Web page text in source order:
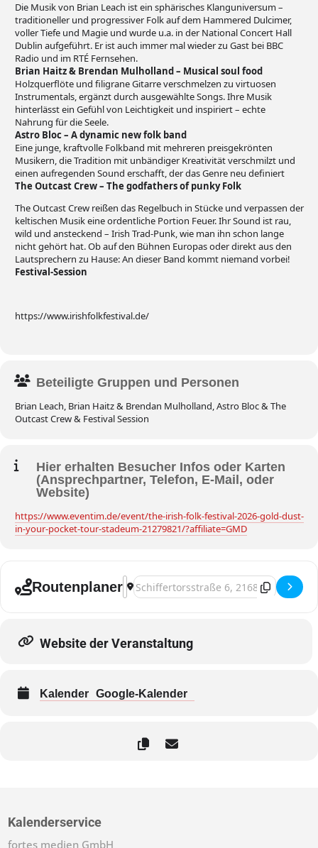
Die Musik von Brian Leach ist ein sphärisches Klanguniversum –
traditioneller und progressiver Folk auf dem Hammered Dulcimer,
voller Tiefe und Magie und wurde u.a. in der National Concert Hall
Dublin aufgeführt. Er ist auch immer mal wieder zu Gast bei BBC
Radio und im RTÉ Fernsehen.
Brian Haitz & Brendan Mulholland – Musical soul food
Holzquerflöte und filigrane Gitarre verschmelzen zu virtuosen
Instrumentals, ergänzt durch ausgewählte Songs. Ihre Musik
hinterlässt ein Gefühl von Leichtigkeit und inspiriert – echte
Nahrung für die Seele.
Astro Bloc – A dynamic new folk band
Eine junge, kraftvolle Folkband mit mehreren preisgekrönten
Musikern, die Tradition mit unbändiger Kreativität verschmilzt und
einen aufregenden Sound erschafft, der das Genre neu definiert
The Outcast Crew – The godfathers of punky Folk
The Outcast Crew reißen das Regelbuch in Stücke und verpassen der
keltischen Musik eine ordentliche Portion Feuer. Ihr Sound ist rau,
wild und ansteckend – Irish Trad-Punk, wie man ihn schon lange
nicht gehört hat. Ob auf den Bühnen Europas oder direkt aus den
Lautsprechern zu Hause: An dieser Band kommt niemand vorbei!
Festival-Session
https://www.irishfolkfestival.de/
Beteiligte Gruppen und Personen
Brian Leach, Brian Haitz & Brendan Mulholland, Astro Bloc & The
Outcast Crew & Festival Session
Hier erhalten Besucher Infos oder Karten
(Ansprechpartner, Telefon, E-Mail, oder
Website)
https://www.eventim.de/event/the-irish-folk-festival-2026-gold-dust-
in-your-pocket-tour-stadeum-21279821/?affiliate=GMD
RoutenplanerAddress - Stade, Irish Folk Festival
Destination Address - Stade, Irish
Website der Veranstaltung
Kalender Google-Kalender
Kalenderservice
fortes medien GmbH